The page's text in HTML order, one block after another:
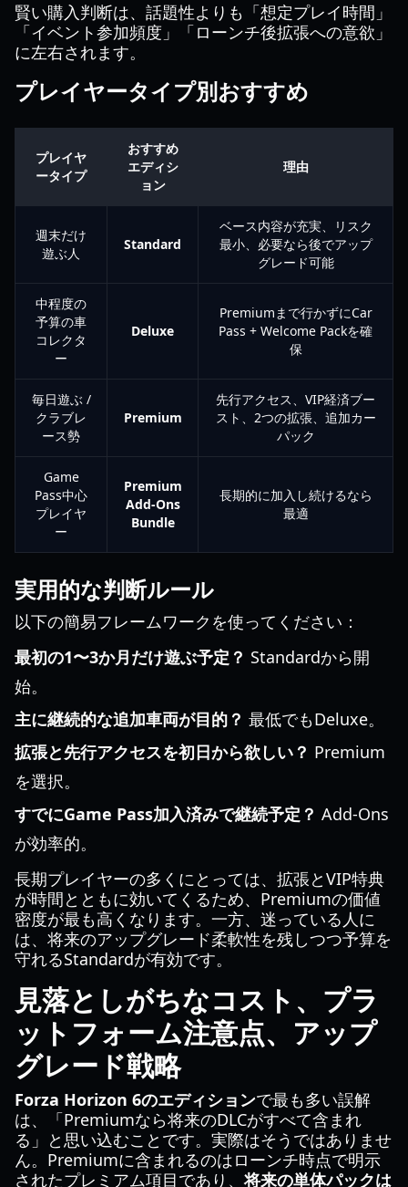
賢い購入判断は、話題性よりも「想定プレイ時間」
「イベント参加頻度」「ローンチ後拡張への意欲」
に左右されます。
プレイヤータイプ別おすすめ
プレイヤ
ータイプ
おすすめ
エディシ
ョン
理由
週末だけ
遊ぶ人
Standard
ベース内容が充実、リスク
最小、必要なら後でアップ
グレード可能
中程度の
予算の車
コレクタ
ー
Deluxe
Premiumまで行かずにCar
Pass + Welcome Packを確
保
毎日遊ぶ /
クラブレ
ース勢
Premium
先行アクセス、VIP経済ブー
スト、2つの拡張、追加カー
パック
Game
Pass中心
プレイヤ
ー
Premium
Add-Ons
Bundle
長期的に加入し続けるなら
最適
実用的な判断ルール
以下の簡易フレームワークを使ってください：
最初の1〜3か月だけ遊ぶ予定？ Standardから開
始。
主に継続的な追加車両が目的？ 最低でもDeluxe。
拡張と先行アクセスを初日から欲しい？ Premium
を選択。
すでにGame Pass加入済みで継続予定？ Add-Ons
が効率的。
長期プレイヤーの多くにとっては、拡張とVIP特典
が時間とともに効いてくるため、Premiumの価値
密度が最も高くなります。一方、迷っている人に
は、将来のアップグレード柔軟性を残しつつ予算を
守れるStandardが有効です。
見落としがちなコスト、プラ
ットフォーム注意点、アップ
グレード戦略
Forza Horizon 6のエディションで最も多い誤解
は、「Premiumなら将来のDLCがすべて含まれ
る」と思い込むことです。実際はそうではありませ
ん。Premiumに含まれるのはローンチ時点で明示
されたプレミアム項目であり、将来の単体パックは